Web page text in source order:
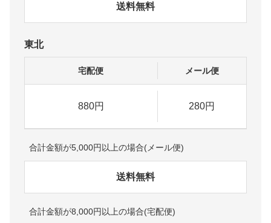
送料無料
東北
宅配便 メール便
880円 280円
合計金額が5,000円以上の場合(メール便)
送料無料
合計金額が8,000円以上の場合(宅配便)